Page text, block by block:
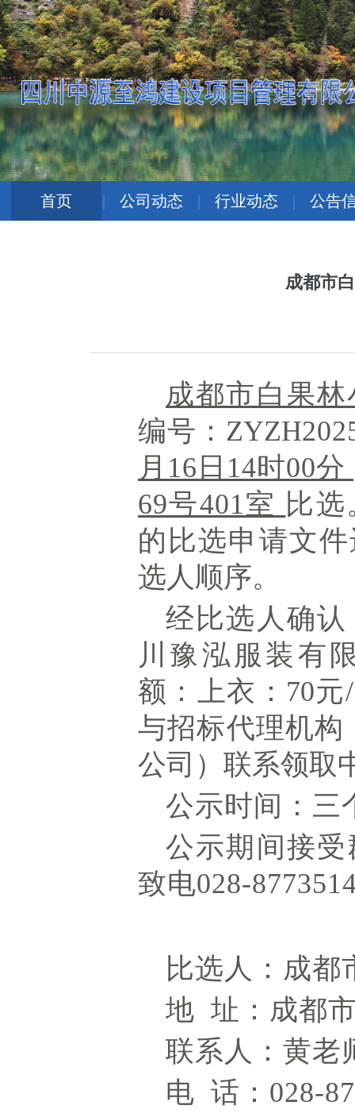
首页 | 公司动态 | 行业动态 | 公告
成都市
成都市白果
编号： ZYZH
月16日14时00分
69号401室 比
的比选申请文
选人顺序。
经比选人确
川豫泓服装有
额：上衣： 70元
与招标代理机构
公司）联系领取
公示时间：三
公示期间接
致电028-
比选人：成都
地 址：成都
联系人：黄老
电 话： 028-